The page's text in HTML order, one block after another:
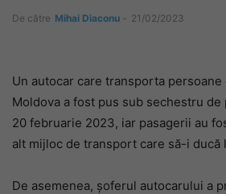
De către Mihai Diaconu - 21/02/2023
Un autocar care transporta persoane
Moldova a fost pus sub sechestru
20 februarie 2023, iar pasagerii au
alt mijloc de transport care să-i ducă
De asemenea, șoferul autocarului a